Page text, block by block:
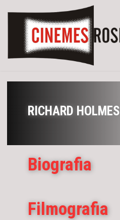
RICHARD HOLMES
Biografia
Filmografia